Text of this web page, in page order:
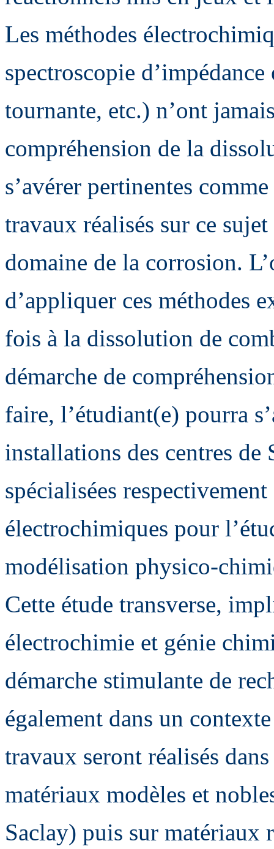
Les méthodes
spectroscopie
tournante, etc.) n’ont
compréhension de la
s’avérer pertinentes
travaux réalisés sur ce
domaine de la corrosion.
d’appliquer ces méthodes
fois à la dissolution de
démarche de
faire, l’étudiant(e) pourra
installations des centres de
spécialisées
électrochimiques pour
modélisation physico-
Cette étude transverse,
électrochimie et génie
démarche stimulante de
également dans un
travaux seront réalisés
matériaux modèles et
Saclay) puis sur matériaux